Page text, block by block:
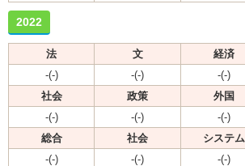
2022
法 文 経済
-(-)
-(-) -(-)
社会
政策 外国
-(-)
-(-) -(-)
総合
社会 システム
-(-)
-(-) -(-)